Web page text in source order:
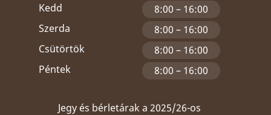
Kedd
8:00 – 16:00
Szerda
8:00 – 16:00
Csütörtök
8:00 – 16:00
Péntek
8:00 – 16:00
Jegy és bérletárak a 2025/26-os